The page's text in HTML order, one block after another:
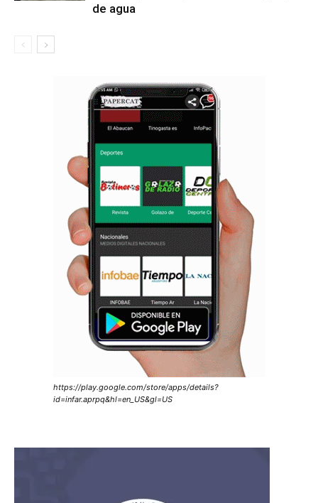
de agua
https://play.google.com/store/apps/details?
id=infar.aprpq&hl=en_US&gl=US